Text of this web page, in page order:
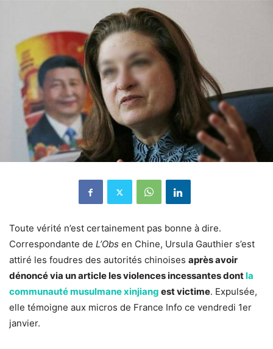
Toute vérité n’est certainement pas bonne à dire.
Correspondante de L’Obs en Chine, Ursula Gauthier s’est
attiré les foudres des autorités chinoises après avoir
dénoncé via un article les violences incessantes dontla
communauté musulmane xinjiang est victime. Expulsée,
elle témoigne aux micros de France Info ce vendredi 1er
janvier.